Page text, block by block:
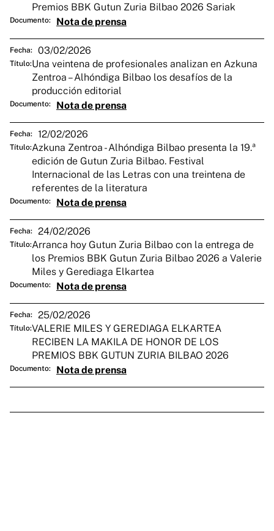
Premios BBK Gutun Zuria Bilbao 2026 Sariak
Documento: Nota de prensa
Fecha: 03/02/2026
Título:Una veintena de profesionales analizan en Azkuna
Zentroa – Alhóndiga Bilbao los desafíos de la
producción editorial
Documento: Nota de prensa
Fecha: 12/02/2026
Título:Azkuna Zentroa - Alhóndiga Bilbao presenta la 19.ª
edición de Gutun Zuria Bilbao. Festival
Internacional de las Letras con una treintena de
referentes de la literatura
Documento: Nota de prensa
Fecha: 24/02/2026
Título:Arranca hoy Gutun Zuria Bilbao con la entrega de
los Premios BBK Gutun Zuria Bilbao 2026 a Valerie
Miles y Gerediaga Elkartea
Documento: Nota de prensa
Fecha: 25/02/2026
Título:VALERIE MILES Y GEREDIAGA ELKARTEA
RECIBEN LA MAKILA DE HONOR DE LOS
PREMIOS BBK GUTUN ZURIA BILBAO 2026
Documento: Nota de prensa